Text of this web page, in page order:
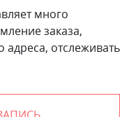
много
заказа,
адреса, отслеживать